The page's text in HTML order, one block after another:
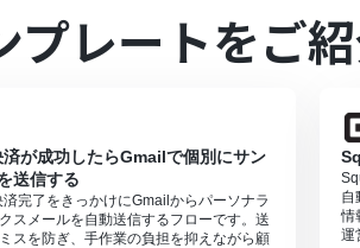
プレートをご
が成功したらGmailで個別にサン
送信する
完了をきっかけにGmailからパーソナラ
スメールを自動送信するフローです。送
スを防ぎ、手作業の負担を抑えながら顧
自
情
運